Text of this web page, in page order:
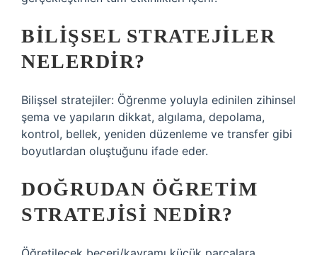
BILIŞSEL STRATEJILER
NELERDIR?
Bilişsel stratejiler: Öğrenme yoluyla edinilen zihinsel
şema ve yapıların dikkat, algılama, depolama,
kontrol, bellek, yeniden düzenleme ve transfer gibi
boyutlardan oluştuğunu ifade eder.
DOĞRUDAN ÖĞRETIM
STRATEJISI NEDIR?